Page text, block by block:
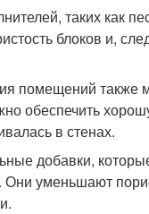
таких как
блоков и,
помещений также
обеспечить
в стенах.
добавки,
Они уменьшают